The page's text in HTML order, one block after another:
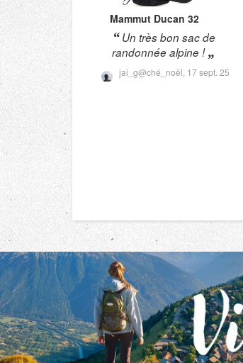
Mammut Ducan 32
Un très bon sac de
randonnée alpine !
jai_g@ché_noël, 17 sept. 25